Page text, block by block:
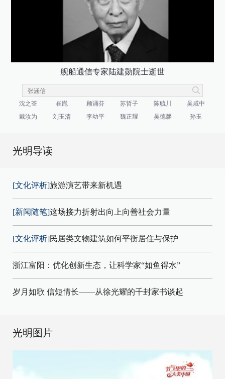
舰船通信专家陆建勋院士逝世
沈之荃 崔崑 顾诵芬 苏哲子 陈毓川
吴咸中
戴汝为
刘玉清 李幼平 魏正耀 吴德馨 孙玉
光明导读
[文化评析]旅游演艺带来新机遇
[新闻随笔]这场接力折射出向上向善社会力量
[文化评析]民居类文物建筑如何平衡居住与保护
浙江富阳：优化创新生态，让科学家“如鱼得水”
岁月如歌 信短情长——从徐光耀的千封家书谈起
光明图片